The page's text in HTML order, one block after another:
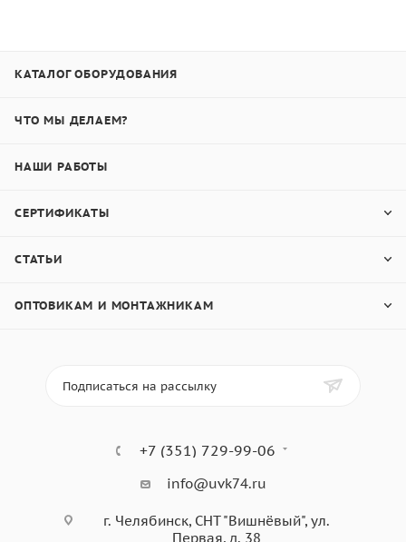
КАТАЛОГ ОБОРУДОВАНИЯ
ЧТО МЫ ДЕЛАЕМ?
НАШИ РАБОТЫ
СЕРТИФИКАТЫ
СТАТЬИ
ОПТОВИКАМ И МОНТАЖНИКАМ
Подписаться на рассылку
+7 (351) 729-99-06
info@uvk74.ru
г. Челябинск, СНТ "Вишнёвый", ул.
Первая, д. 38